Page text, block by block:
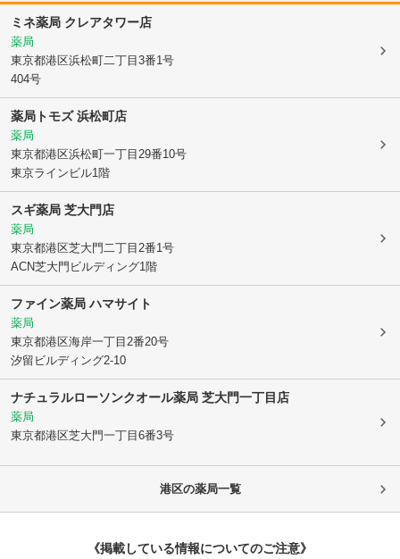
ミネ薬局 クレアタワー店
薬局
東京都港区浜松町二丁目3番1号
404号
薬局トモズ 浜松町店
薬局
東京都港区浜松町一丁目29番10号
東京ラインビル1階
スギ薬局 芝大門店
薬局
東京都港区芝大門二丁目2番1号
ACN芝大門ビルディング1階
ファイン薬局 ハマサイト
薬局
東京都港区海岸一丁目2番20号
汐留ビルディング2-10
ナチュラルローソンクオール薬局 芝大門一丁目店
薬局
東京都港区芝大門一丁目6番3号
港区の薬局一覧
《掲載している情報についてのご注意》